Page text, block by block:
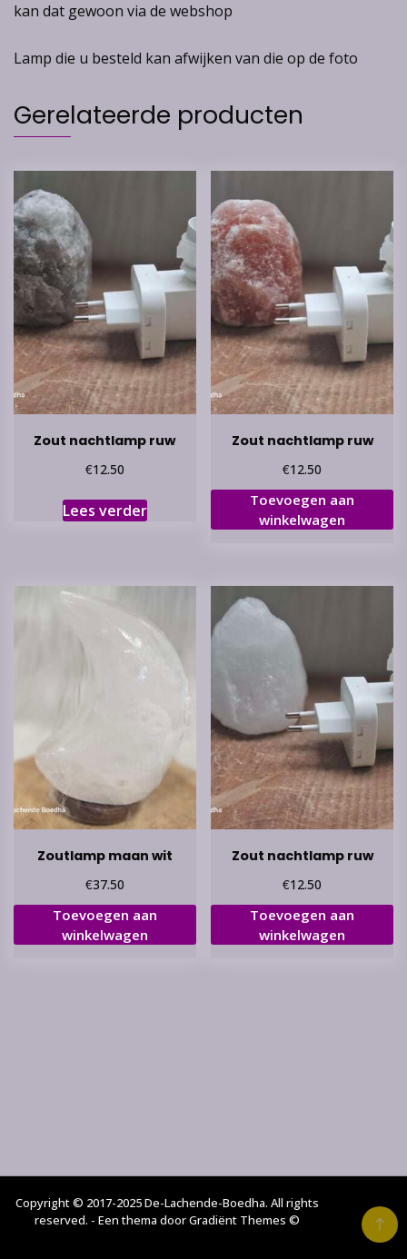
kan dat gewoon via de webshop
Lamp die u besteld kan afwijken van die op de foto
Gerelateerde producten
Zout nachtlamp ruw
€12.50
Lees verder
Zout nachtlamp ruw
€12.50
Toevoegen aan
winkelwagen
Zoutlamp maan wit
€37.50
Toevoegen aan
winkelwagen
Zout nachtlamp ruw
€12.50
Toevoegen aan
winkelwagen
Copyright © 2017-2025 De-Lachende-Boedha. All rights
reserved. - Een thema door Gradiënt Themes ©